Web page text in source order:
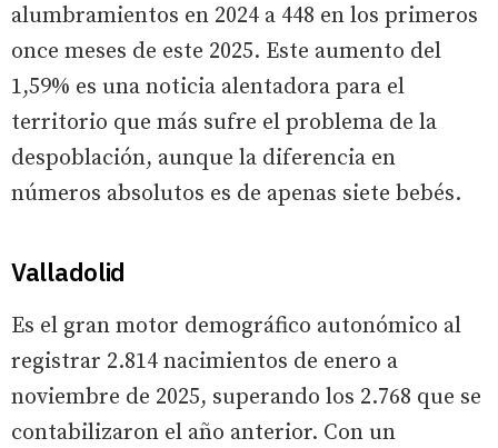
alumbramientos en 2024 a 448 en los primeros
once meses de este 2025. Este aumento del
1,59% es una noticia alentadora para el
territorio que más sufre el problema de la
despoblación, aunque la diferencia en
números absolutos es de apenas siete bebés.
Valladolid
Es el gran motor demográfico autonómico al
registrar 2.814 nacimientos de enero a
noviembre de 2025, superando los 2.768 que se
contabilizaron el año anterior. Con un